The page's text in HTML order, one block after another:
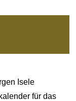
Isele
für das